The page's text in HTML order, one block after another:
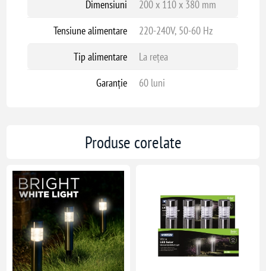
Dimensiuni
200 x 110 x 380 mm
Tensiune alimentare
220-240V, 50-60 Hz
Tip alimentare
La rețea
Garanție
60 luni
Produse corelate